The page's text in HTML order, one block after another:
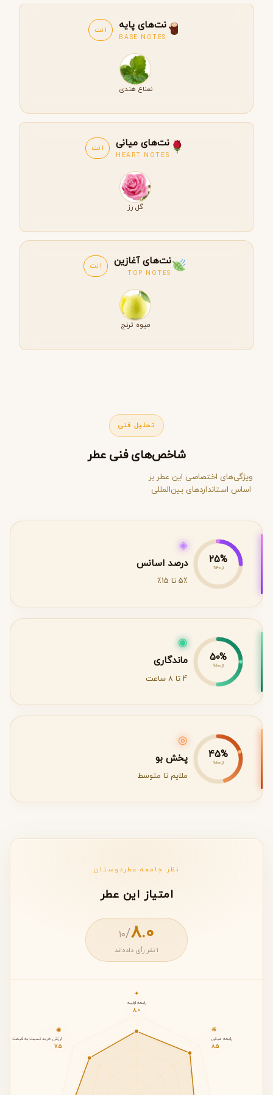
نت‌های پایه
BASE NOTES
نعناع هندی
نت‌های میانی
HEART NOTES
گل رز
نت‌های آغازین
TOP NOTES
میوه ترنج
شاخص‌های فنی عطر
ویژگی‌های اختصاصی این عطر بر
اساس استانداردهای بین‌المللی
25% درصد اسانس
5٪ تا 15٪
50% ماندگاری
4 تا 8 ساعت
45% پخش بو
ملایم تا متوسط
امتیاز این عطر
8.0
/۱۰
✦
8.0
8.5
7.5
رایحه اولیه: 8.0 از ۱۰